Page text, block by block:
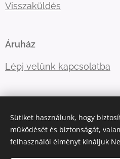
Visszaküldés
Áruház
Lépj velünk kapcsolatba
Sütiket használunk, hogy
működését és biztonságát,
felhasználói élményt kínáljuk